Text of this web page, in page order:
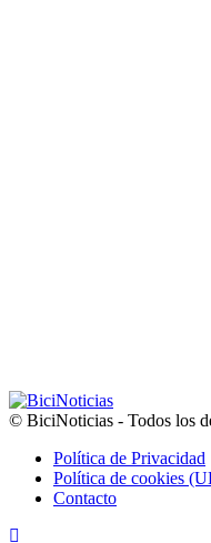
© BiciNoticias - Todos los
Política de Privacidad
Política de cookies
Contacto